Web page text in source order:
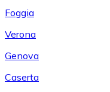
Foggia
Verona
Genova
Caserta